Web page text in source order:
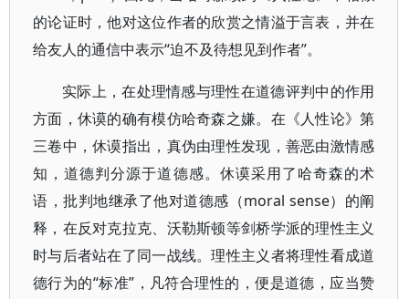
的论证时，他对这位作者的欣赏之情溢于言表，并在
给友人的通信中表示“迫不及待想见到作者”。
实际上，在处理情感与理性在道德评判中的作用
方面，休谟的确有模仿哈奇森之嫌。在《人性论》第
三卷中，休谟指出，真伪由理性发现，善恶由激情感
知，道德判分源于道德感。休谟采用了哈奇森的术
语，批判地继承了他对道德感（moral sense）的阐
释，在反对克拉克、沃勒斯顿等剑桥学派的理性主义
时与后者站在了同一战线。理性主义者将理性看成道
德行为的“标准”，凡符合理性的，便是道德，应当赞